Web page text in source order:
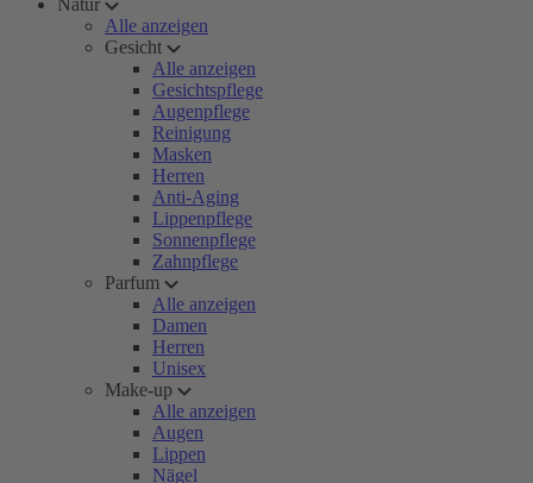
Natur
Alle anzeigen
Gesicht
Alle anzeigen
Gesichtspflege
Augenpflege
Reinigung
Masken
Herren
Anti-Aging
Lippenpflege
Sonnenpflege
Zahnpflege
Parfum
Alle anzeigen
Damen
Herren
Unisex
Make-up
Alle anzeigen
Augen
Lippen
Nägel